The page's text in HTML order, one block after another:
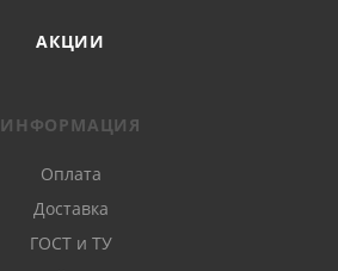
АКЦИИ
ИНФОРМАЦИЯ
Оплата
Доставка
ГОСТ и ТУ